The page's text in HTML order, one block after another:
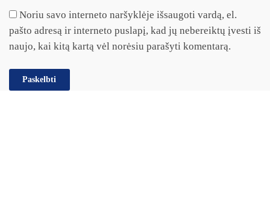
Noriu savo interneto naršyklėje išsaugoti vardą, el.
pašto adresą ir interneto puslapį, kad jų nebereiktų įvesti iš
naujo, kai kitą kartą vėl norėsiu parašyti komentarą.